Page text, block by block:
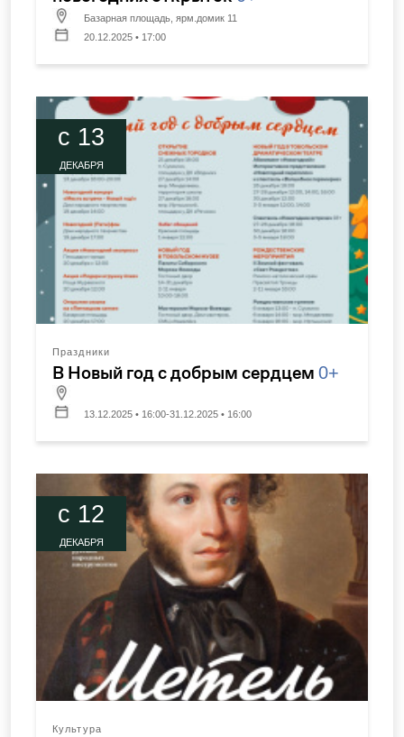
Базарная площадь, ярм.домик 11
20.12.2025 • 17:00
c 13
ДЕКАБРЯ
Праздники
В Новый год с добрым сердцем 0+
13.12.2025 • 16:00-31.12.2025 • 16:00
c 12
ДЕКАБРЯ
Культура